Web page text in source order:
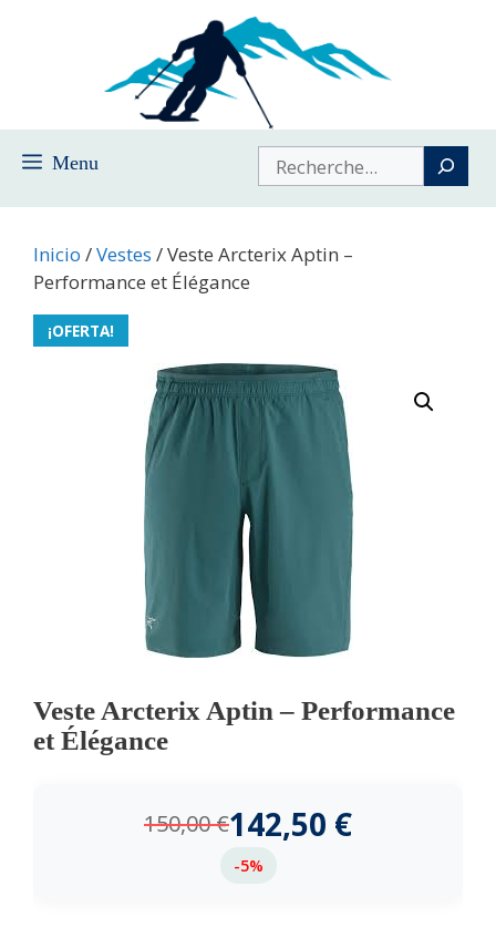
Menu Buscar
Inicio /Vestes / Veste Arcterix Aptin –
Performance et Élégance
¡OFERTA!
Veste Arcterix Aptin – Performance
et Élégance
150,00€142,50 €
-5%